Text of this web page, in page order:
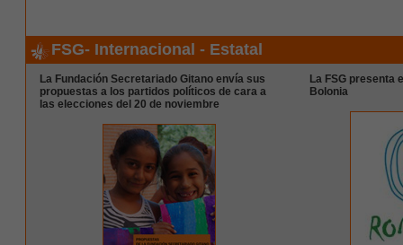
FSG- Internacional - Estatal
La Fundación Secretariado Gitano envía sus
propuestas a los partidos políticos de cara a
las elecciones del 20 de noviembre
La FSG presenta
Bolonia